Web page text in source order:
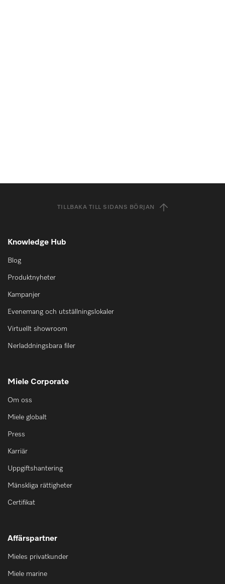
TILLBAKA TILL SIDANS BÖRJAN
Knowledge Hub
Blog
Produktnyheter
Kampanjer
Evenemang och utställningslokaler
Virtuellt showroom
Nerladdningsbara filer
Miele Corporate
Om oss
Miele globalt
Press
Karriär
Uppgiftshantering
Mänskliga rättigheter
Certifikat
Affärspartner
Mieles privatkunder
Miele marine